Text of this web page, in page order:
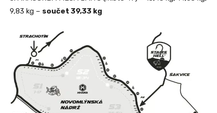
9,83 kg – součet 39,33 kg